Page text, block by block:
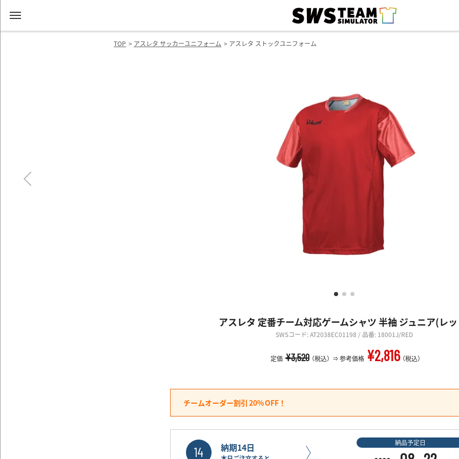
TOP アスレタ サッカーユニフォーム アスレタ ストックユニフォーム
アスレタ 定番チーム対応ゲームシャツ 半袖 ジュニア(レ
SWSコード: AT2038EC01198 / 品番: 18001J/RED
定価 ¥3,520（税込） 参考価格 ¥2,816（税込）
チームオーダー割引 20%OFF！
14 納期14日 納品予定日